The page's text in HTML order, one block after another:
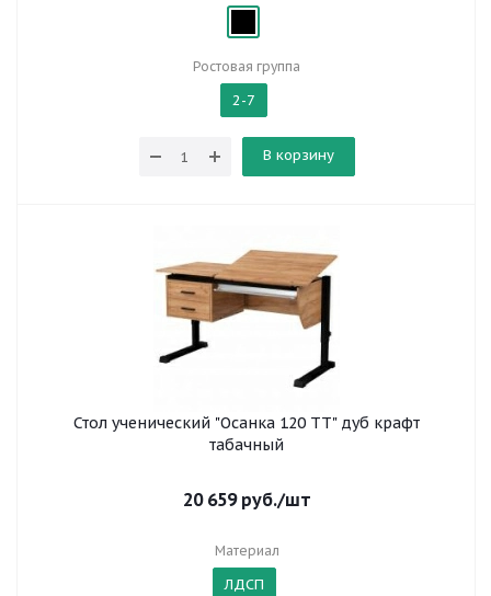
Ростовая группа
2-7
В корзину
Стол ученический "Осанка 120 ТТ" дуб крафт
табачный
20 659руб./шт
Материал
ЛДСП